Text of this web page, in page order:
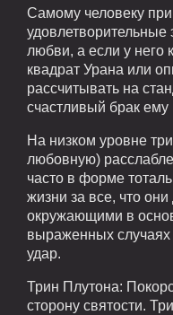
Самому человеку
любви, а если у него
квадрат Урана или
рассчитывать на
счастливый брак ему
На низком уровне
любовную)
часто в форме
жизни за все, что
окружающими в
выраженных случаях
удар.
Трин Плутона:
сторону святости.